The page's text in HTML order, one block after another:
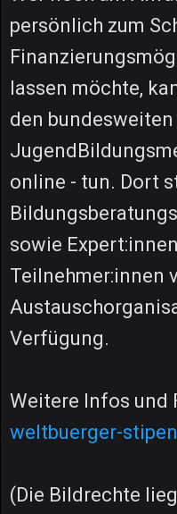
persönlich zum
lassen möchte,
den bundesweiten
online - tun. Dort
sowie
Teilnehmer:innen
Verfügung.
Weitere Infos und
weltbuerger-
(Die Bildrechte